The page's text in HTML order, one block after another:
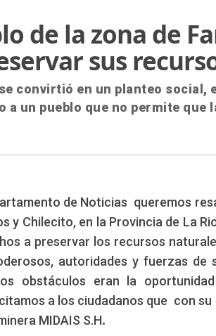
de la zona de
sus
convirtió en un planteo social,
a un pueblo que no permite que
de Noticias queremos
y Chilecito, en la Provincia de La
a preservar los recursos
autoridades y fuerzas de
obstáculos eran la
a los ciudadanos que con
MIDAIS S.H.